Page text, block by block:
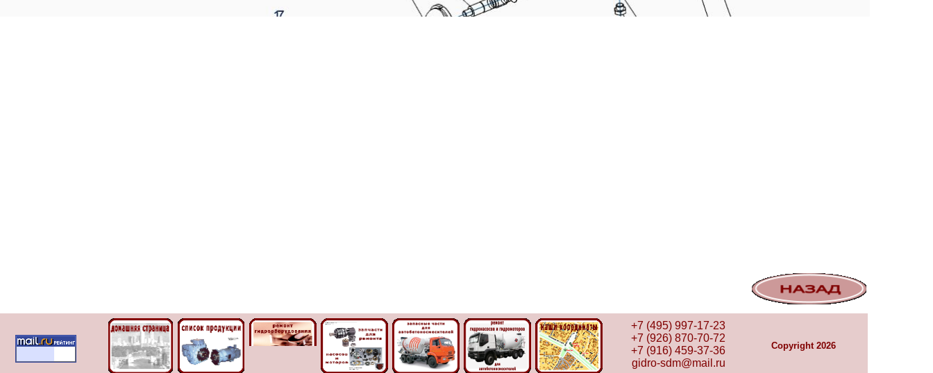
Copyright 2026
+7 (495) 997-17-23
+7 (926) 870-70-72
+7 (916) 459-37-36
gidro-sdm@mail.ru